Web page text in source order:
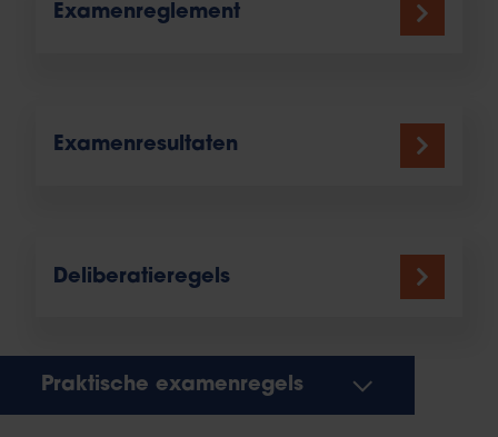
Examenreglement
Examenresultaten
Deliberatieregels
Praktische examenregels